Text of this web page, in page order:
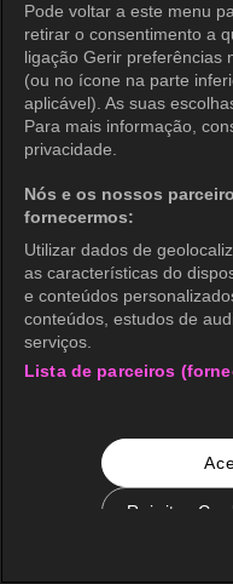
Pode voltar a este menu
retirar o consentimento a
ligação Gerir preferências
(ou no ícone na parte
aplicável). As suas
Para mais informação,
privacidade.
Nós e os nossos
fornecermos:
Utilizar dados de
as características do
e conteúdos
conteúdos, estudos de
serviços.
Lista de parceiros
Rejeitar